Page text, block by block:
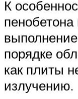
К
порядке
как плиты
излучению.